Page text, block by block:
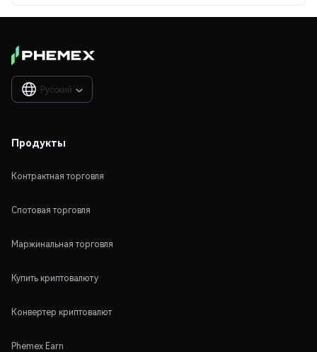
Русский 
Продукты
Контрактная торговля
Спотовая торговля
Маржинальная торговля
Купить криптовалюту
Конвертер криптовалют
Phemex Earn